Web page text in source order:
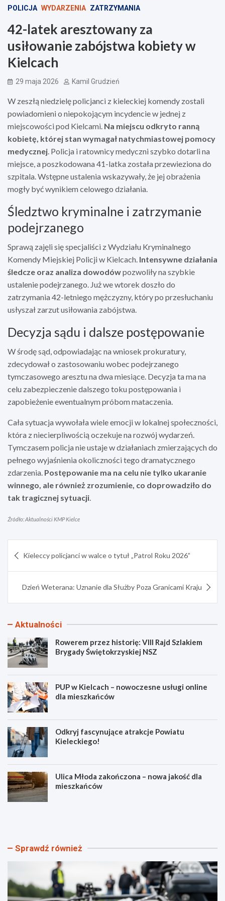
POLICJA WYDARZENIA ZATRZYMANIA
42-latek aresztowany za
usiłowanie zabójstwa kobiety w
Kielcach
29 maja 2026 Kamil Grudzień
W zeszłą niedzielę policjanci z kieleckiej komendy zostali
powiadomieni o niepokojącym incydencie w jednej z
miejscowości pod Kielcami. Na miejscu odkryto ranną
kobietę, której stan wymagał natychmiastowej pomocy
medycznej . Policja i ratownicy medyczni szybko dotarli na
miejsce, a poszkodowana 41-latka została przewieziona do
szpitala. Wstępne ustalenia wskazywały, że jej obrażenia
mogły być wynikiem celowego działania.
Śledztwo kryminalne i zatrzymanie
podejrzanego
Sprawą zajęli się specjaliści z Wydziału Kryminalnego
Komendy Miejskiej Policji w Kielcach. Intensywne działania
śledcze oraz analiza dowodówpozwoliły na szybkie
ustalenie podejrzanego. Już we wtorek doszło do
zatrzymania 42-letniego mężczyzny, który po przesłuchaniu
usłyszał zarzut usiłowania zabójstwa.
Decyzja sądu i dalsze postępowanie
W środę sąd, odpowiadając na wniosek prokuratury,
zdecydował o zastosowaniu wobec podejrzanego
tymczasowego aresztu na dwa miesiące. Decyzja ta ma na
celu zabezpieczenie dalszego toku postępowania i
zapobieżenie ewentualnym próbom mataczenia.
Cała sytuacja wywołała wiele emocji w lokalnej społeczności,
która z niecierpliwością oczekuje na rozwój wydarzeń.
Tymczasem policja nie ustaje w działaniach zmierzających do
pełnego wyjaśnienia okoliczności tego dramatycznego
zdarzenia. Postępowanie ma na celu nie tylko ukaranie
winnego, ale również zrozumienie, co doprowadziło do
tak tragicznej sytuacji
Źródło: Aktualności KMP Kielce
wpisu
Kieleccy policjanci w walce o tytuł „Patrol Roku 2026”
Dzień Weterana: Uznanie dla Służby Poza Granicami Kraju
Aktualności
Rowerem przez historię: VIII Rajd Szlakiem
Brygady Świętokrzyskiej NSZ
PUP w Kielcach – nowoczesne usługi online
dla mieszkańców
Odkryj fascynujące atrakcje Powiatu
Kieleckiego!
Ulica Młoda zakończona – nowa jakość dla
mieszkańców
R
e
r
e
P
i
c
c
Sprawdź również